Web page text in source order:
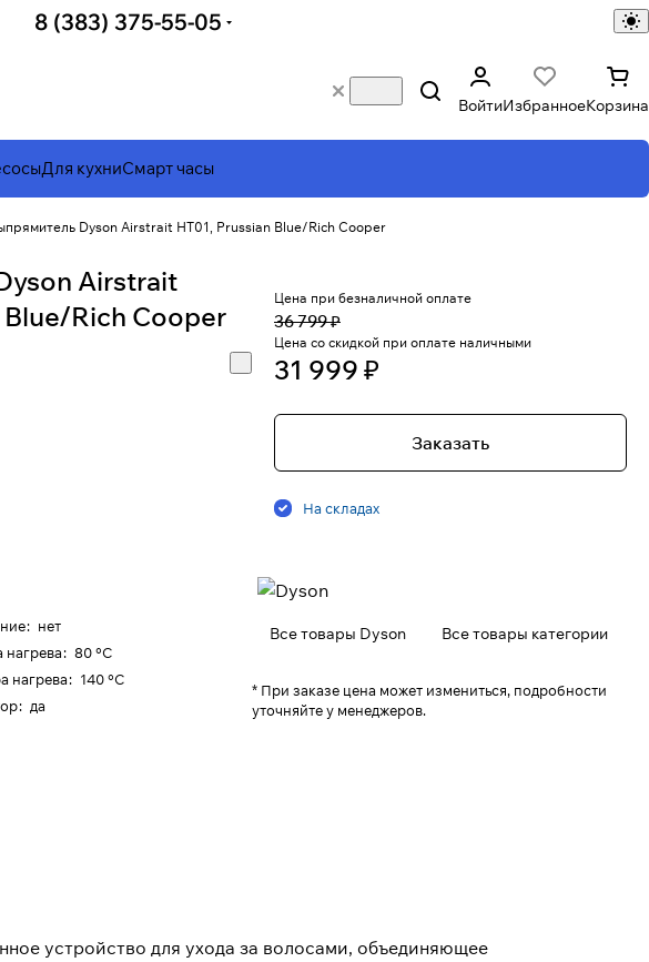
8 (383) 375-55-05
ВойтиИзбранноеКорзина
Для кухниСмарт часы
Dyson Airstrait HT01, Prussian Blue/Rich Cooper
Airstrait
Blue/Rich Cooper
: нет
: 80 °C
нагрева: 140 °C
: да
Цена при безналичной оплате
36 799 ₽
Цена со скидкой при оплате наличными
31 999 ₽
Заказать
На складах
Все товары Dyson Все товары категории
* При заказе цена может измениться, подробности
уточняйте у менеджеров.
устройство для ухода за волосами, объединяющее